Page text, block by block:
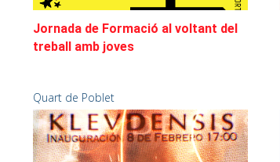
Jornada de Formació al voltant del
treball amb joves
Quart de Poblet